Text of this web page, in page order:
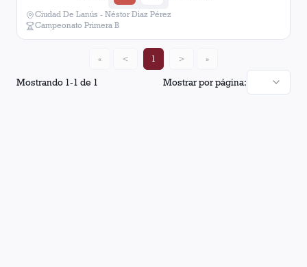
Ciudad De Lanús - Néstor Diaz Pérez
Campeonato Primera B
Mostrando 1-1 de 1 Mostrar por página:
« < 1 > »